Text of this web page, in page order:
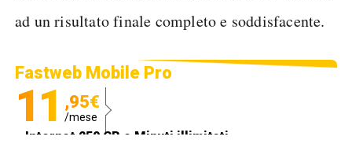
ad un risultato finale completo e soddisfacente.
Fastweb Mobile Pro
11 ,95€
/mese
Internet 250 GB e Minuti illimitati